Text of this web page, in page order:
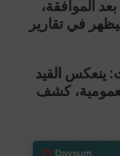
بعد الموافقة،
في تقارير
ينعكس القيد
العمومية، كشف